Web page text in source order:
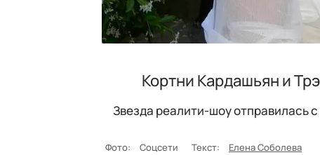
Кортни Кардашьян и
Звезда реалити-шоу отправилась
Фото: Соцсети Текст: Елена Соболева